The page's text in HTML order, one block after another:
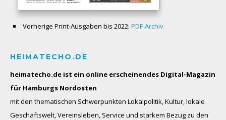
Vorherige Print-Ausgaben bis 2022: PDF-Archiv
HEIMATECHO.DE
heimatecho.de ist ein online erscheinendes Digital-Magazin
für Hamburgs Nordosten
mit den thematischen Schwerpunkten Lokalpolitik, Kultur, lokale
Geschäftswelt, Vereinsleben, Service und starkem Bezug zu den